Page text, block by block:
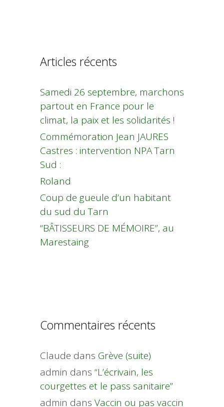
Articles récents
Samedi 26 septembre, marchons
partout en France pour le
climat, la paix et les solidarités !
Commémoration Jean JAURES
Castres : intervention NPA Tarn
Sud :
Roland
Coup de gueule d’un habitant
du sud du Tarn
“BÂTISSEURS DE MÉMOIRE”, au
Marestaing
Commentaires récents
Claude dans Grève (suite)
admin dans “L’écrivain, les
courgettes et le pass sanitaire”
admin dans Vaccin ou pas vaccin